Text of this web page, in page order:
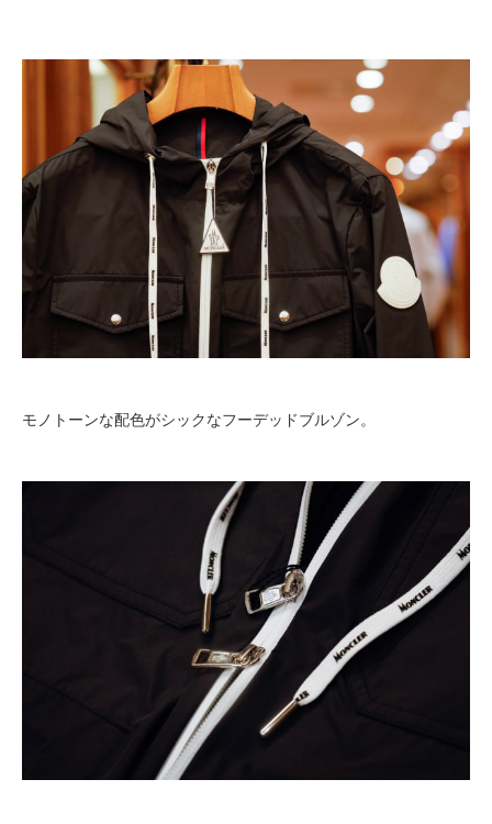
モノトーンな配色がシックなフーデッドブルゾン。